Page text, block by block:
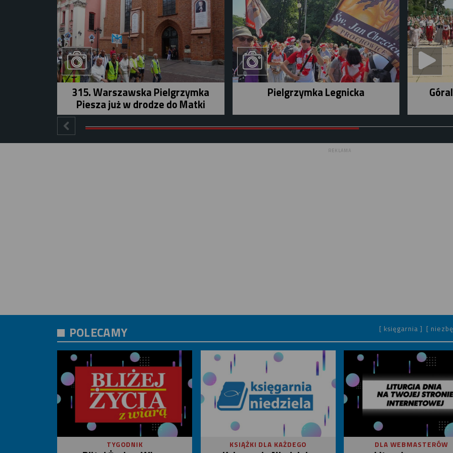
315. Warszawska Pielgrzymka
Piesza już w drodze do Matki
Pielgrzymka Legnicka
REKLAMA
POLECAMY [ księgarnia ] [
TYGODNIK KSIĄŻKI DLA KAŻDEGO DLA WEBMASTERÓW